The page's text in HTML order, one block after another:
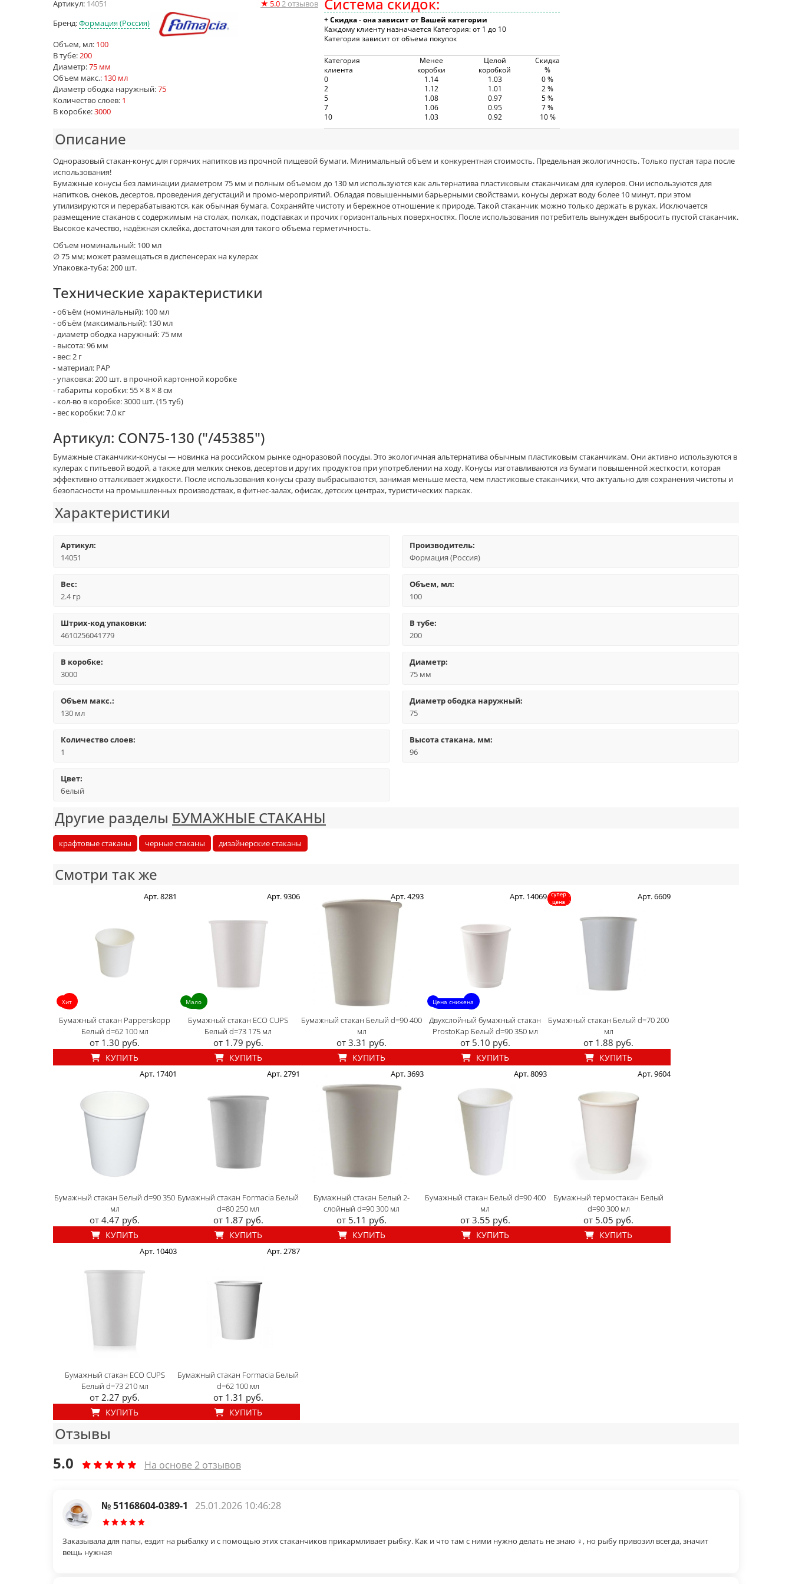
Артикул: 14051 ★ 5.02отзывов
Бренд:Формация (Россия)
Объем, мл: 100
В тубе:200
Диаметр:75 мм
Объем макс.: 130 мл
Диаметр ободка наружный:75
Количество слоев: 1
В коробке:3000
+ Скидка - она зависит от Вашей категории
Каждому клиенту назначается Категория: от 1 до 10
Категория зависит от объема покупок
Категория
клиента
Менее
коробки
Целой
коробкой
Скидка
%
0
1.14 1.03
0 %
2
1.12 1.01
2 %
5
1.08 0.97
5 %
7
1.06 0.95
7 %
10
1.03 0.92 10 %
Описание
Одноразовый стакан-конус для горячих напитков из прочной пищевой бумаги. Минимальный объем и конкурентная стоимость. Предельная экологичность. Только пустая тара после
использования!
Бумажные конусы без ламинации диаметром 75 мм и полным объемом до 130 мл используются как альтернатива пластиковым стаканчикам для кулеров. Они используются для
напитков, снеков, десертов, проведения дегустаций и промо-мероприятий. Обладая повышенными барьерными свойствами, конусы держат воду более 10 минут, при этом
утилизируются и перерабатываются, как обычная бумага. Сохраняйте чистоту и бережное отношение к природе. Такой стаканчик можно только держать в руках. Исключается
размещение стаканов с содержимым на столах, полках, подставках и прочих горизонтальных поверхностях. После использования потребитель вынужден выбросить пустой стаканчик.
Высокое качество, надёжная склейка, достаточная для такого объема герметичность.
Объем номинальный: 100 мл
∅ 75 мм; может размещаться в диспенсерах на кулерах
Упаковка-туба: 200 шт.
Технические характеристики
- объём (номинальный): 100 мл
- объём (максимальный): 130 мл
- диаметр ободка наружный: 75 мм
- высота: 96 мм
- вес: 2 г
- материал: PAP
- упаковка: 200 шт. в прочной картонной коробке
- габариты коробки: 55 × 8 × 8 см
- кол-во в коробке: 3000 шт. (15 туб)
- вес коробки: 7.0 кг
Артикул: CON75-130 ("/45385")
Бумажные стаканчики-конусы — новинка на российском рынке одноразовой посуды. Это экологичная альтернатива обычным пластиковым стаканчикам. Они активно используются в
кулерах с питьевой водой, а также для мелких снеков, десертов и других продуктов при употреблении на ходу. Конусы изготавливаются из бумаги повышенной жесткости, которая
эффективно отталкивает жидкости. После использования конусы сразу выбрасываются, занимая меньше места, чем пластиковые стаканчики, что актуально для сохранения чистоты и
безопасности на промышленных производствах, в фитнес-залах, офисах, детских центрах, туристических парках.
Характеристики
Артикул:
14051
Производитель:
Формация (Россия)
Вес:
2.4 гр
Объем, мл:
100
Штрих-код упаковки:
4610256041779
В тубе:
200
В коробке:
3000
Диаметр:
75 мм
Объем макс.:
130 мл
Диаметр ободка наружный:
75
Количество слоев:
1
Высота стакана, мм:
96
Цвет:
белый
Другие разделы БУМАЖНЫЕ СТАКАНЫ
крафтовые стаканы черные стаканы дизайнерские стаканы
Смотри так же
Хит
Арт. 8281
Бумажный стакан Papperskopp
Белый d=62 100 мл
от 1.30 руб.
КУПИТЬ
Мало
Арт. 9306
Бумажный стакан ECO CUPS
Белый d=73 175 мл
от 1.79 руб.
КУПИТЬ
Арт. 4293
Бумажный стакан Белый d=90 400
мл
от 3.31 руб.
КУПИТЬ
Цена снижена
Арт. 14069
Двухслойный бумажный стакан
ProstoKap Белый d=90 350 мл
от 5.10 руб.
КУПИТЬ
Арт. 6609
Бумажный стакан Белый d=70 200
мл
от 1.88 руб.
КУПИТЬ
Арт. 17401
Бумажный стакан Белый d=90 350
мл
от 4.47 руб.
КУПИТЬ
Арт. 2791
Бумажный стакан Formacia Белый
d=80 250 мл
от 1.87 руб.
КУПИТЬ
Арт. 3693
Бумажный стакан Белый 2-
слойный d=90 300 мл
от 5.11 руб.
КУПИТЬ
Арт. 8093
Бумажный стакан Белый d=90 400
мл
от 3.55 руб.
КУПИТЬ
Арт. 9604
Бумажный термостакан Белый
d=90 300 мл
от 5.05 руб.
КУПИТЬ
Арт. 10403
Бумажный стакан ECO CUPS
Белый d=73 210 мл
от 2.27 руб.
КУПИТЬ
Арт. 2787
Бумажный стакан Formacia Белый
d=62 100 мл
от 1.31 руб.
КУПИТЬ
Отзывы
5.0
На основе 2 отзывов
№ 51168604-0389-1 25.01.2026 10:46:28
Заказывала для папы, ездит на рыбалку и с помощью этих стаканчиков прикармливает рыбку. Как и что там с ними нужно делать не знаю ♀, но рыбу привозил всегда, значит
вещь нужная